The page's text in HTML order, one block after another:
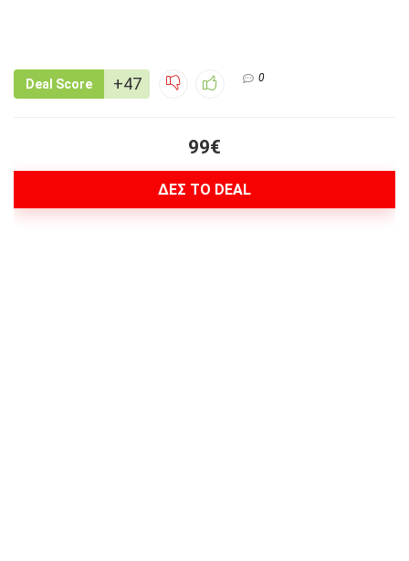
Deal Score +47 0
99€
ΔΕΣ ΤΟ DEAL